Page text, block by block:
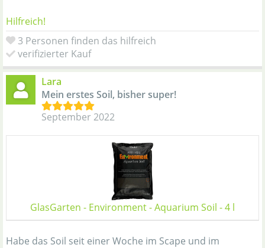
Hilfreich!
3 Personen finden das hilfreich
verifizierter Kauf
Lara
Mein erstes Soil, bisher super!
September 2022
GlasGarten - Environment - Aquarium Soil - 4 l
Habe das Soil seit einer Woche im Scape und im